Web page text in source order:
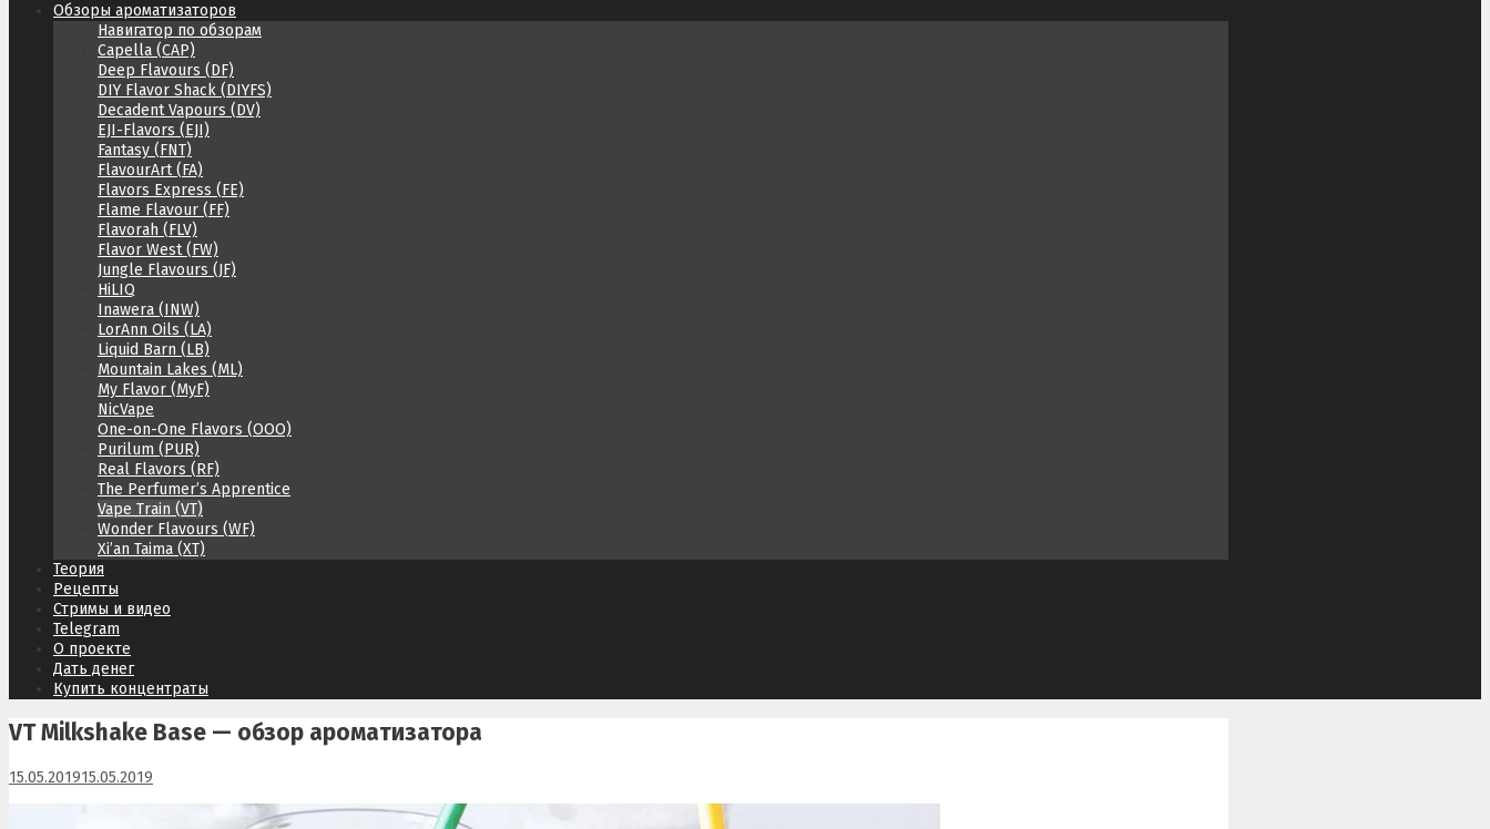
Обзоры ароматизаторов
Навигатор по обзорам
Capella (CAP)
Deep Flavours (DF)
DIY Flavor Shack (DIYFS)
Decadent Vapours (DV)
EJI-Flavors (EJI)
Fantasy (FNT)
FlavourArt (FA)
Flavors Express (FE)
Flame Flavour (FF)
Flavorah (FLV)
Flavor West (FW)
Jungle Flavours (JF)
HiLIQ
Inawera (INW)
LorAnn Oils (LA)
Liquid Barn (LB)
Mountain Lakes (ML)
My Flavor (MyF)
NicVape
One-on-One Flavors (OOO)
Purilum (PUR)
Real Flavors (RF)
The Perfumer’s Apprentice
Vape Train (VT)
Wonder Flavours (WF)
Xi’an Taima (XT)
Теория
Рецепты
Стримы и видео
Telegram
О проекте
Дать денег
Купить концентраты
VT Milkshake Base — обзор ароматизатора
15.05.201915.05.2019